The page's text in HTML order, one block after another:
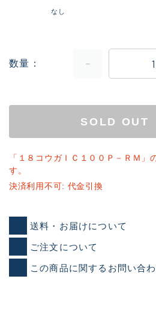
なし
数量
SOLD OUT
「１８コウガＩＣ１００Ｐ－ＲＭ」
す。
決済利用不可: 代金引換
送料・お届けについて
ご注文について
この商品に関するお問い合